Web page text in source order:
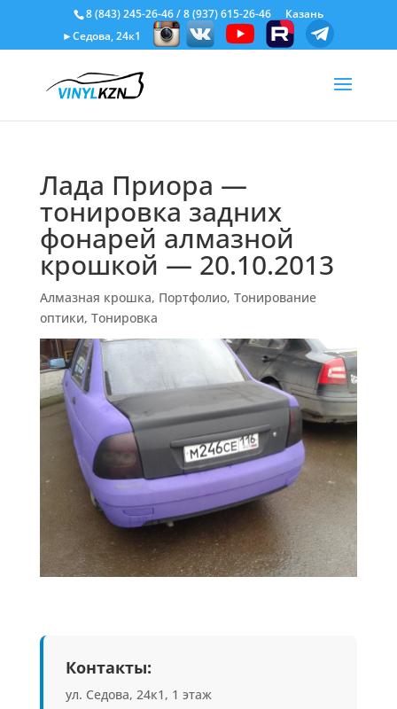
8 (843) 245-26-46/8 (937) 615-26-46
Казань
►Седова, 24к1
Лада Приора —
тонировка задних
фонарей алмазной
крошкой — 20.10.2013
Алмазная крошка, Портфолио, Тонирование
оптики, Тонировка
Контакты:
ул. Седова, 24к1, 1 этаж